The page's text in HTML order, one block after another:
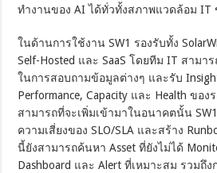
ทำงานของ AI ได้ทั่วทั้งสภาพแวดล้อม IT
ในด้านการใช้งาน SW1 รองรับทั้ง
Self-Hosted และ SaaS โดยทีม IT สามา
ในการสอบถามข้อมูลต่างๆ และรับ
Performance, Capacity และ Health ขอ
สามารถที่จะเพิ่มเข้ามาในอนาคตนั้น
ความเสี่ยงของ SLO/SLA และสร้าง
นี้ยังสามารถค้นหา Asset ที่ยังไม่ได้
Dashboard และ Alert ที่เหมาะสม รวมถึ